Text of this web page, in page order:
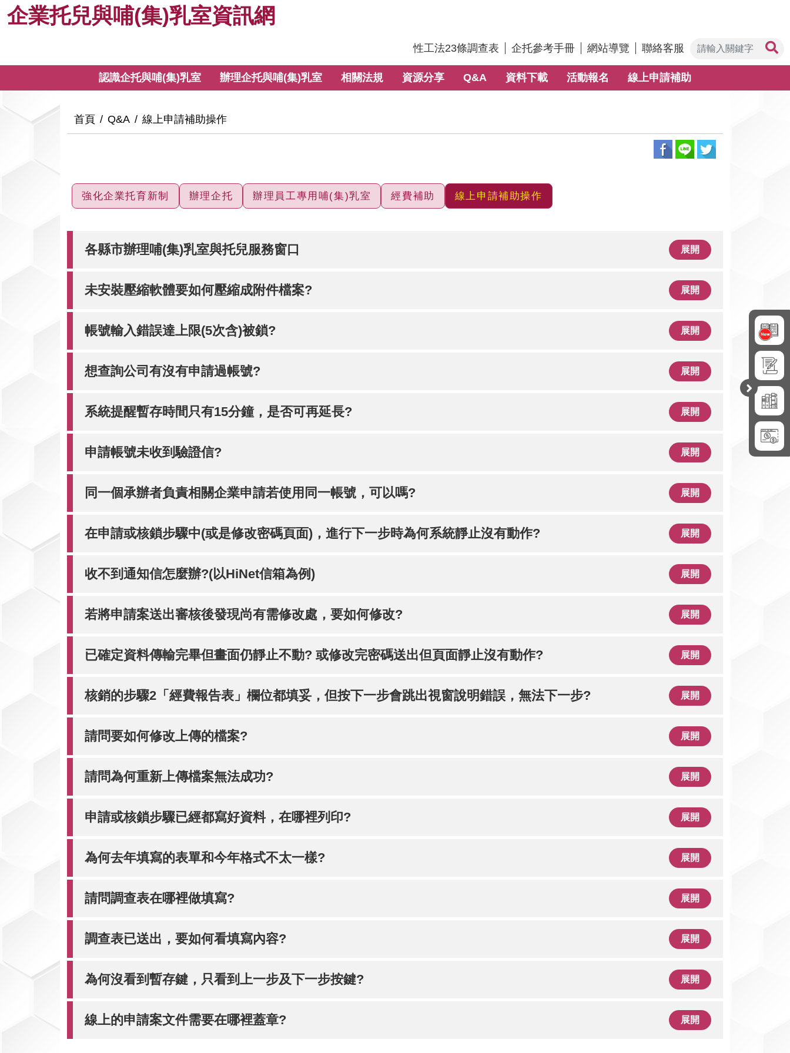
到企
托
兒
企業托兒與哺(集)乳室資訊網
:::
性工法23條調查表 企托參考手冊 網站導覽 聯絡客服
認識企托與哺(集)乳室 辦理企托與哺(集)乳室 相關法規 資源分享 Q&A 資料下載 活動報名 線上申請補助
:::
首頁 Q&A 線上申請補助操作
強化企業托育新制 辦理企托 辦理員工專用哺(集)乳室 經費補助 線上申請補助操作
各縣市辦理哺(集)乳室與托兒服務窗口 展開
未安裝壓縮軟體要如何壓縮成附件檔案? 展開
帳號輸入錯誤達上限(5次含)被鎖? 展開
想查詢公司有沒有申請過帳號? 展開
系統提醒暫存時間只有15分鐘，是否可再延長? 展開
申請帳號未收到驗證信? 展開
同一個承辦者負責相關企業申請若使用同一帳號，可以嗎? 展開
在申請或核鎖步驟中(或是修改密碼頁面)，進行下一步時為何系統靜止沒有動作? 展開
收不到通知信怎麼辦?(以HiNet信箱為例) 展開
若將申請案送出審核後發現尚有需修改處，要如何修改? 展開
已確定資料傳輸完畢但畫面仍靜止不動? 或修改完密碼送出但頁面靜止沒有動作? 展開
核銷的步驟2「經費報告表」欄位都填妥，但按下一步會跳出視窗說明錯誤，無法下一步? 展開
請問要如何修改上傳的檔案? 展開
請問為何重新上傳檔案無法成功? 展開
申請或核鎖步驟已經都寫好資料，在哪裡列印? 展開
為何去年填寫的表單和今年格式不太一樣? 展開
請問調查表在哪裡做填寫? 展開
調查表已送出，要如何看填寫內容? 展開
為何沒看到暫存鍵，只看到上一步及下一步按鍵? 展開
線上的申請案文件需要在哪裡蓋章? 展開
開